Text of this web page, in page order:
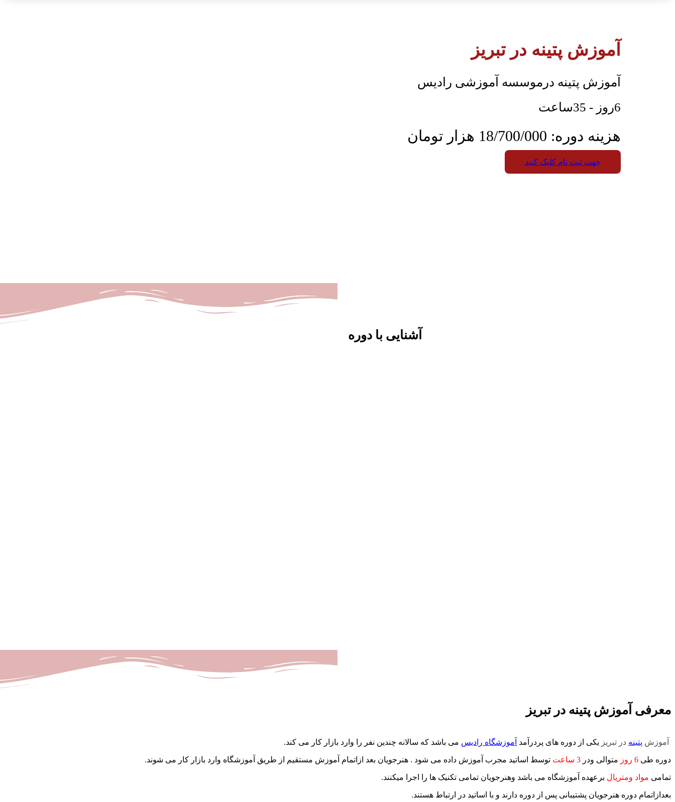
آموزش پتینه در تبریز
آموزش پتینه درموسسه آموزشی رادیس
6روز - 35ساعت
هزینه دوره: 18/700/000 هزار تومان
جهت ثبت نام کلیک کنید
آشنایی با دوره
معرفی آموزش پتینه در تبریز
آموزش پتینه در تبریز یکی از دوره های پردرآمد آموزشگاه رادیس می باشد که سالانه چندین نفر را وارد بازار کار می کند.
دوره طی متوالی ودر 3 ساعت توسط اساتید مجرب آموزش داده می شود . هنرجویان بعد ازاتمام آموزش مستقیم از طریق آموزشگاه وارد بازار کار می شوند.
تمامی مواد ومتریال برعهده آموزشگاه می باشد وهنرجویان تمامی تکنیک ها را اجرا میکنند.
بعدازاتمام دوره هنرجویان پشتیبانی پس از دوره دارند و با اساتید در ارتباط هستند.